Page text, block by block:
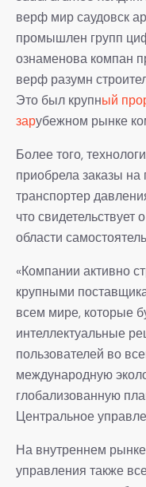
верф мир саудовск
промышлен групп
ознаменова компан
верф разумн
Это был крупный
зарубежном рынке
Более того,
приобрела заказы
транспортер
что
области
«Компании активно
крупными
всем мире, которые
интеллектуальные
пользователей во
международную
глобализованную
Центральное
На внутреннем
управления также